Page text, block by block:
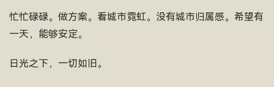
忙忙碌碌。做方案。看城市霓虹。没有城市归属感。希望有
一天，能够安定。
日光之下，一切如旧。